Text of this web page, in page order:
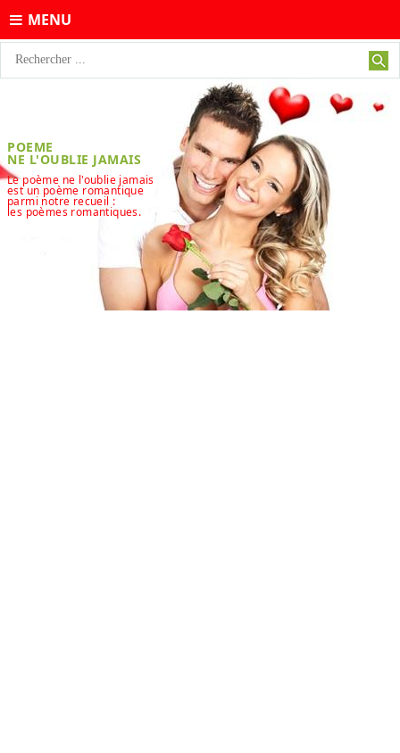
MENU
POEME
NE L'OUBLIE JAMAIS
Le poème ne l'oublie jamais
est un poème romantique
parmi notre recueil :
les poèmes romantiques.